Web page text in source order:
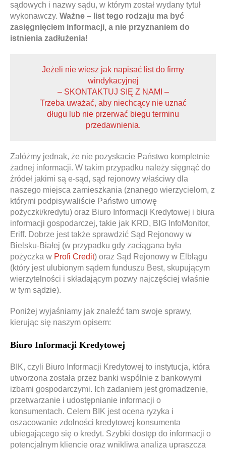
sądowych i nazwy sądu, w którym został wydany tytuł
wykonawczy. Ważne – list tego rodzaju ma być
zasięgnięciem informacji, a nie przyznaniem do
istnienia zadłużenia!
Jeżeli nie wiesz jak napisać list do firmy
windykacyjnej
– SKONTAKTUJ SIĘ Z NAMI –
Trzeba uważać, aby niechcący nie uznać
długu lub nie przerwać biegu terminu
przedawnienia.
Załóżmy jednak, że nie pozyskacie Państwo kompletnie
żadnej informacji. W takim przypadku należy sięgnąć do
źródeł jakimi są e-sąd, sąd rejonowy właściwy dla
naszego miejsca zamieszkania (znanego wierzycielom, z
którymi podpisywaliście Państwo umowę
pożyczki/kredytu) oraz Biuro Informacji Kredytowej i biura
informacji gospodarczej, takie jak KRD, BIG InfoMonitor,
Eriff. Dobrze jest także sprawdzić Sąd Rejonowy w
Bielsku-Białej (w przypadku gdy zaciągana była
pożyczka w Profi Credit) oraz Sąd Rejonowy w Elblągu
(który jest ulubionym sądem funduszu Best, skupującym
wierzytelności i składającym pozwy najczęściej właśnie
w tym sądzie).
Poniżej wyjaśniamy jak znaleźć tam swoje sprawy,
kierując się naszym opisem:
Biuro Informacji Kredytowej
BIK, czyli Biuro Informacji Kredytowej to instytucja, która
utworzona została przez banki wspólnie z bankowymi
izbami gospodarczymi. Ich zadaniem jest gromadzenie,
przetwarzanie i udostępnianie informacji o
konsumentach. Celem BIK jest ocena ryzyka i
oszacowanie zdolności kredytowej konsumenta
ubiegającego się o kredyt. Szybki dostęp do informacji o
potencjalnym kliencie oraz wnikliwa analiza upraszcza